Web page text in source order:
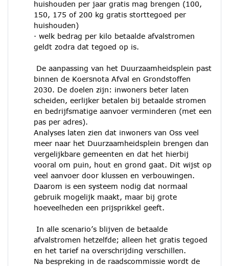
huishouden per jaar gratis mag brengen (100,
150, 175 of 200 kg gratis storttegoed per
huishouden)
· welk bedrag per kilo betaalde afvalstromen
geldt zodra dat tegoed op is.
De aanpassing van het Duurzaamheidsplein past
binnen de Koersnota Afval en Grondstoffen
2030. De doelen zijn: inwoners beter laten
scheiden, eerlijker betalen bij betaalde stromen
en bedrijfsmatige aanvoer verminderen (met een
pas per adres).
Analyses laten zien dat inwoners van Oss veel
meer naar het Duurzaamheidsplein brengen dan
vergelijkbare gemeenten en dat het hierbij
vooral om puin, hout en grond gaat. Dit wijst op
veel aanvoer door klussen en verbouwingen.
Daarom is een systeem nodig dat normaal
gebruik mogelijk maakt, maar bij grote
hoeveelheden een prijsprikkel geeft.
In alle scenario’s blijven de betaalde
afvalstromen hetzelfde; alleen het gratis tegoed
en het tarief na overschrijding verschillen.
Na bespreking in de raadscommissie wordt de